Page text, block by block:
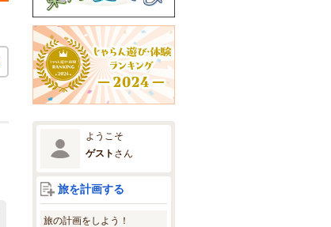
ようこそ
ゲスト さん
旅を計画する
旅の計画をしよう！